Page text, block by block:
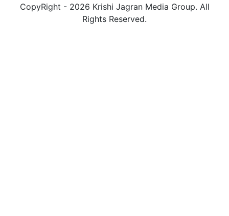
CopyRight - 2026 Krishi Jagran Media Group. All
Rights Reserved.